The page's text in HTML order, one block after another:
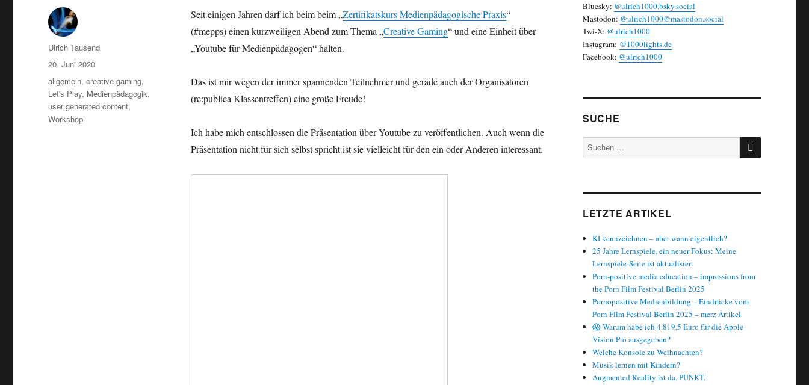
Seit einigen Jahren darf ich beim beim „Zertifikatskurs Medienpädagogische Praxis“
(#mepps) einen kurzweiligen Abend zum Thema „Creative Gaming“ und eine Einheit über
„Youtube für Medienpädagogen“ halten.
Das ist mir wegen der immer spannenden Teilnehmer und gerade auch der Organisatoren
(re:publica Klassentreffen) eine große Freude!
Ich habe mich entschlossen die Präsentation über Youtube zu veröffentlichen. Auch wenn die
Präsentation nicht für sich selbst spricht ist sie vielleicht für den ein oder Anderen interessant.
Autor
Ulrich Tausend
Veröffentlicht
am
20. Juni 2020
Kategorien
allgemein,creative gaming,
Let's Play, Medienpädagogik,
user generated content,
Workshop
Bluesky: @ulrich1000.bsky.social
Mastodon: @ulrich1000@mastodon.social
Twi-X: @ulrich1000
Instagram: @1000lights.de
Facebook: @ulrich1000
SUCHE
Suchen
nach:
SUCHEN
LETZTE ARTIKEL
KI kennzeichnen – aber wann eigentlich?
25 Jahre Lernspiele, ein neuer Fokus: Meine
Lernspiele-Seite ist aktualisiert
Porn-positive media education – impressions from
the Porn Film Festival Berlin 2025
Pornopositive Medienbildung – Eindrücke vom
Porn Film Festival Berlin 2025 – merz Artikel
😱 Warum habe ich 4.819,5 Euro für die Apple
Vision Pro ausgegeben?
Welche Konsole zu Weihnachten?
Musik lernen mit Kindern?
Augmented Reality ist da. PUNKT.